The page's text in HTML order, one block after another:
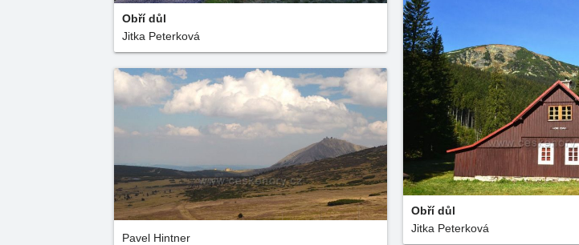
Obří důl
Jitka Peterková
Obří důl
Jitka Peterková
Pavel Hintner